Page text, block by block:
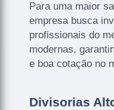
Para uma maior
empresa busca
profissionais do
modernas,
e boa cotação no
Divisorias